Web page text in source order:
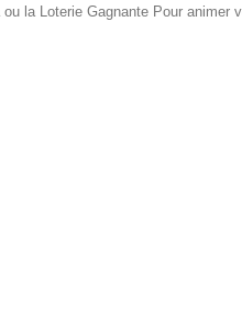
ou la Loterie Gagnante Pour